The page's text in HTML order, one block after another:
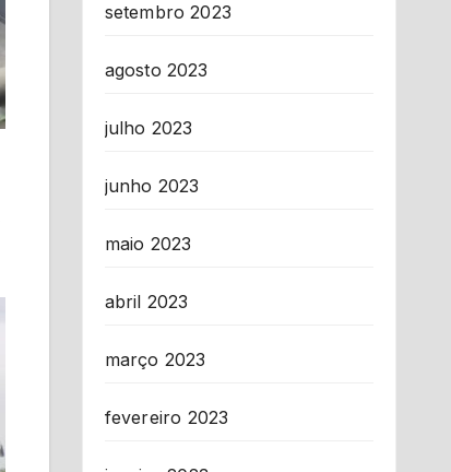
setembro 2023
agosto 2023
julho 2023
junho 2023
maio 2023
abril 2023
março 2023
fevereiro 2023